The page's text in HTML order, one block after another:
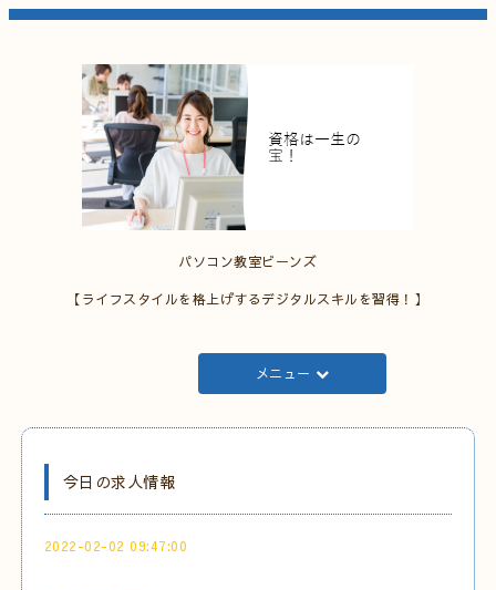
パソコン教室ビーンズ
【ライフスタイルを格上げするデジタルスキルを習得！】
メニュー
今日の求人情報
2022-02-02 09:47:00